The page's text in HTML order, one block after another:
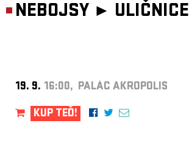
NEBOJSY ► ULIČNICE
19. 9. 16:00, PALÁC AKROPOLIS
KUP TEĎ!